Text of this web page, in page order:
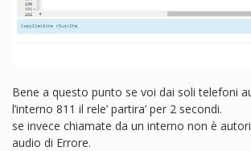
Bene a questo punto se voi dai soli telefoni
l’interno 811 il rele’ partira’ per 2 secondi.
se invece chiamate da un interno non è
audio di Errore.